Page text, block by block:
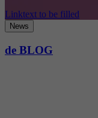
Linktext to be filled
News
de BLOG